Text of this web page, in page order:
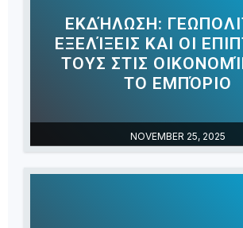
NOVEMBER 25, 2025
ΕΚΔΉΛΩΣΗ:
ΕΞΕΛΊΞΕΙΣ ΚΑΙ ΟΙ
ΤΟΥΣ ΣΤΙΣ
ΤΟ ΕΜΠΌΡΙΟ